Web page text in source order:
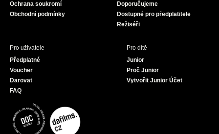
Ochrana soukromí
Obchodní podmínky
Doporučujeme
Dostupné pro předplatitele
Režiséři
Pro uživatele
Předplatné
Voucher
Darovat
FAQ
Pro dítě
Junior
Proč Junior
Vytvořit Junior Účet